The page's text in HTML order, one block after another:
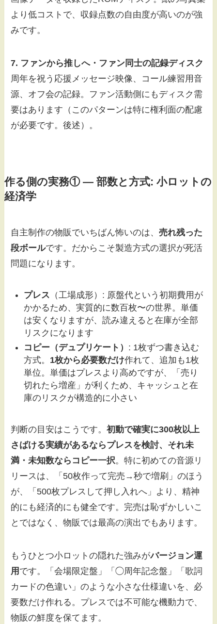
より低コストで、収録点数の自由度が高いのが強
みです。
7. ファンから推しへ・ファン同士の記録ディスク
周年を祝う応援メッセージ映像、コール練習用音
源、オフ会の記録。ファン活動側にもディスク需
要はあります（このパターンは特に権利面の配慮
が必要です。後述）。
作る側の実務① — 部数と方式: 小ロットの
経済学
自主制作の物販でいちばん怖いのは、売れ残った
段ボールです。だからこそ製造方式の選択が死活
問題になります。
プレス （工場成形）: 原盤代という初期費用が
かかるため、実質的に数百枚〜の世界。単価
は安くなりますが、読み違えると在庫が全部
リスクになります
コピー（デュプリケート） : 1枚ずつ書き込む
方式。 1枚から必要数だけ作れて、追加も1枚
単位。単価はプレスより高めですが、「売り
切れたら増産」が利くため、キャッシュと在
庫のリスクが構造的に小さい
判断の目安はこうです。初動で確実に300枚以上
さばける実績があるならプレスを検討、それ未
満・未知数ならコピー一択。特に初めての音源リ
リースは、「50枚作って完売→秒で増刷」のほう
が、「500枚プレスして押し入れへ」より、精神
的にも経済的にも健全です。完売は恥ずかしいこ
とではなく、物販では最高の演出でもあります。
もうひとつ小ロットの隠れた強みがバージョン運
用 です。「会場限定盤」「◯周年記念盤」「歌詞
カードの色違い」のような小さな仕様違いを、必
要数だけ作れる。プレスでは不可能な機動力で、
物販の鮮度を保てます。